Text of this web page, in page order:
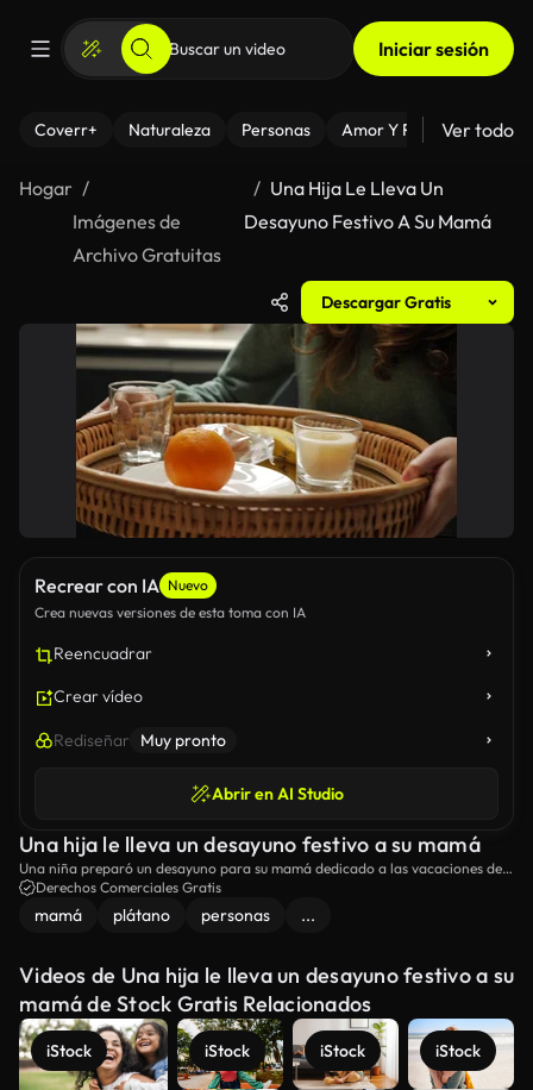
Iniciar sesión
Coverr+ Naturaleza Personas Amor Y Relaciones
Ver todo
Hogar
Imágenes de
Archivo Gratuitas
Una Hija Le Lleva Un
Desayuno Festivo A Su Mamá
Descargar Gratis
Recrear con IA Nuevo
Crea nuevas versiones de esta toma con IA
Reencuadrar
Crear vídeo
Rediseñar Muy pronto
Abrir en AI Studio
Una hija le lleva un desayuno festivo a su mamá
Una niña preparó un desayuno para su mamá dedicado a las vacaciones del
Día de la Madre.
Derechos Comerciales Gratis
mamá plátano personas ...
Videos de Una hija le lleva un desayuno festivo a su
mamá de Stock Gratis Relacionados
iStock iStock iStock iStock